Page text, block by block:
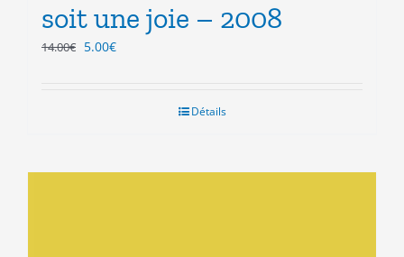
soit une joie – 2008
14.00€ Le
5.00€Le
Détails